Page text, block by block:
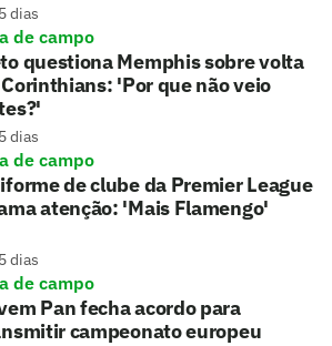
dias
de campo
questiona Memphis sobre volta
'Por que não veio
dias
de campo
de clube da Premier League
atenção: 'Mais Flamengo'
dias
de campo
Pan fecha acordo para
campeonato europeu